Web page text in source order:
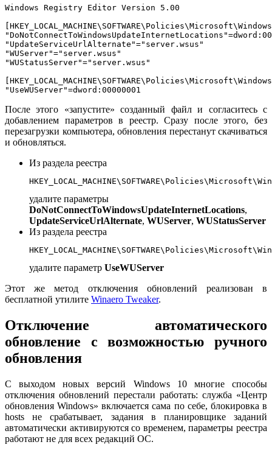
Windows Registry Editor Version 5.00
"UpdateServiceUrlAlternate"="server.wsus"
"WUServer"="server.wsus"
"WUStatusServer"="server.wsus"
"UseWUServer"=dword:00000001
После этого «запустите» созданный файл и согласитесь с
добавлением параметров в реестр. Сразу после этого, без
перезагрузки компьютера, обновления перестанут скачиваться
и обновляться.
Из раздела реестра
удалите параметры
DoNotConnectToWindowsUpdateInternetLocations,
UpdateServiceUrlAlternate, WUServer, WUStatusServer
Из раздела реестра
удалите параметр UseWUServer
Этот же метод отключения обновлений реализован в
бесплатной утилите Winaero Tweaker.
Отключение автоматического
обновление с возможностью ручного
обновления
С выходом новых версий Windows 10 многие способы
отключения обновлений перестали работать: служба «Центр
обновления Windows» включается сама по себе, блокировка в
hosts не срабатывает, задания в планировщике заданий
автоматически активируются со временем, параметры реестра
работают не для всех редакций ОС.